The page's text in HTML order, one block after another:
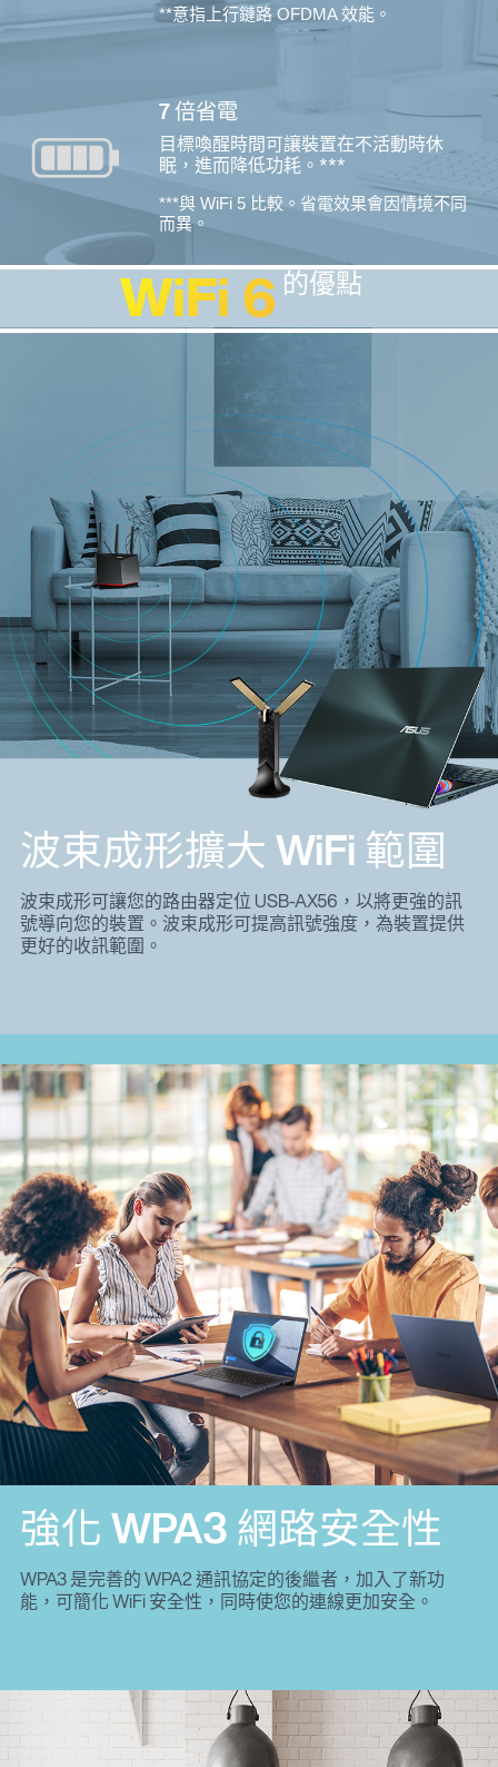
**意指上行鏈路 OFDMA 效能。
7 倍省電
目標喚醒時間可讓裝置在不活動時休
眠，進而降低功耗。***
***與 WiFi 5 比較。省電效果會因情境不同
而異。
WiFi 6的優點
波束成形擴大 WiFi 範圍
波束成形可讓您的路由器定位 USB-AX56，以將更強的訊
號導向您的裝置。波束成形可提高訊號強度，為裝置提供
更好的收訊範圍。
強化 WPA3 網路安全性
WPA3 是完善的 WPA2 通訊協定的後繼者，加入了新功
能，可簡化 WiFi 安全性，同時使您的連線更加安全。